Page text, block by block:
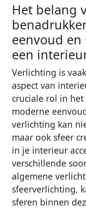
Het belang
eenvoud en
een
Verlichting is
aspect van
cruciale rol in
moderne
verlichting kan
maar ook sfeer
in je interieur
verschillende
algemene
sfeerverlichting,
sferen binnen